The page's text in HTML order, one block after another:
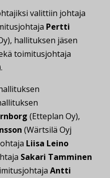
valittiin johtaja
Pertti
hallituksen jäsen
toimitusjohtaja
(Etteplan Oy),
(Wärtsilä Oyj
Liisa Leino
Sakari Tamminen
Antti